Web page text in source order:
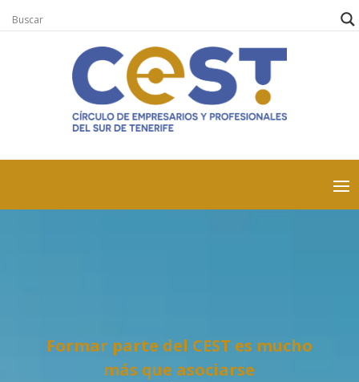
Formar parte del CEST es mucho
más que asociarse